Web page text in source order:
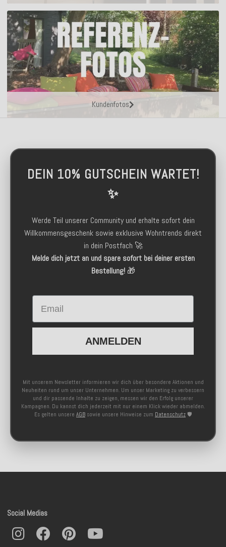
Kundenfotos
DEIN 10% GUTSCHEIN WARTET!
✨
Werde Teil unserer Community und erhalte sofort dein
Willkommensgeschenk sowie exklusive Wohntrends direkt
in dein Postfach 🚀
Melde dich jetzt an und spare sofort bei deiner ersten
Bestellung!🎁
Email
ANMELDEN
Mit unserem Newsletter informieren wir dich über besondere Aktionen und
Neuheiten rund um unser Unternehmen. Um unser Marketing zu verbessern
und dir passende Inhalte zu zeigen, messen wir den Erfolg unserer
Kampagnen. Du kannst dich jederzeit mit nur einem Klick wieder abmelden.
Es gelten unsere AGB sowie unsere Hinweise zum Datenschutz 🛡️
Social Medias